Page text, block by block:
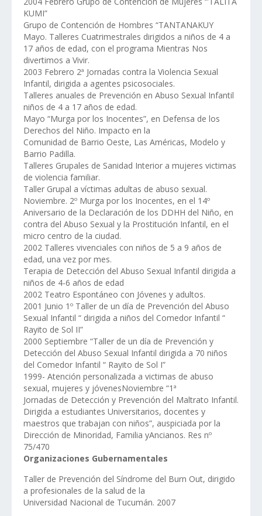
KUMI”
Grupo de Contención de Hombres “TANTANAKUY
Mayo. Talleres Cuatrimestrales dirigidos a niños de 4 a
17 años de edad, con el programa Mientras Nos
divertimos a Vivir.
2003 Febrero 2ª Jornadas contra la Violencia Sexual
Infantil, dirigida a agentes psicosociales.
Talleres anuales de Prevención en Abuso Sexual Infantil
niños de 4 a 17 años de edad.
Mayo “Murga por los Inocentes”, en Defensa de los
Derechos del Niño. Impacto en la
Comunidad de Barrio Oeste, Las Américas, Modelo y
Barrio Padilla.
Talleres Grupales de Sanidad Interior a mujeres victimas
de violencia familiar.
Taller Grupal a víctimas adultas de abuso sexual.
Noviembre. 2º Murga por los Inocentes, en el 14º
Aniversario de la Declaración de los DDHH del Niño, en
contra del Abuso Sexual y la Prostitución Infantil, en el
micro centro de la ciudad.
2002 Talleres vivenciales con niños de 5 a 9 años de
edad, una vez por mes.
Terapia de Detección del Abuso Sexual Infantil dirigida a
niños de 4-6 años de edad
2002 Teatro Espontáneo con Jóvenes y adultos.
2001 Junio 1º Taller de un día de Prevención del Abuso
Sexual Infantil “ dirigida a niños del Comedor Infantil “
Rayito de Sol II”
2000 Septiembre “Taller de un día de Prevención y
Detección del Abuso Sexual Infantil dirigida a 70 niños
del Comedor Infantil “ Rayito de Sol I”
1999- Atención personalizada a victimas de abuso
sexual, mujeres y jóvenesNoviembre “1ª
Jornadas de Detección y Prevención del Maltrato Infantil.
Dirigida a estudiantes Universitarios, docentes y
maestros que trabajan con niños”, auspiciada por la
Dirección de Minoridad, Familia yAncianos. Res nº
75/470
Organizaciones Gubernamentales
Taller de Prevención del Síndrome del Burn Out, dirigido
a profesionales de la salud de la
Universidad Nacional de Tucumán. 2007